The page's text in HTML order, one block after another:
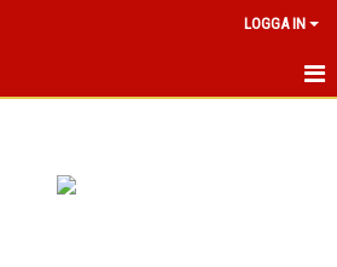
LOGGA IN